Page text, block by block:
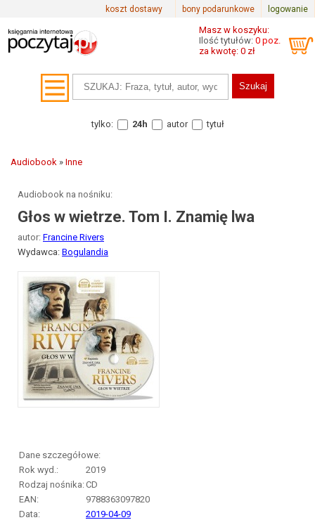
logowanie
bony podarunkowe
koszt dostawy
Masz w koszyku:
Ilość tytułów: 0 poz.
za kwotę: 0 zł
tylko: 24h autor tytuł
Audiobook » Inne
Audiobook na nośniku:
Głos w wietrze. Tom I. Znamię lwa
autor: Francine Rivers
Wydawca: Bogulandia
Dane szczegółowe:
Rok wyd.:
2019
Rodzaj nośnika: CD
EAN:
9788363097820
Data:
2019-04-09